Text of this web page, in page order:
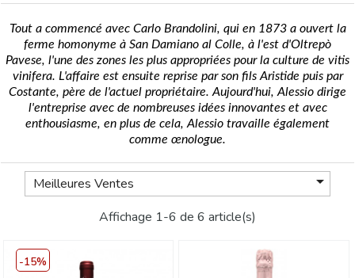
Tout a commencé avec Carlo Brandolini, qui en 1873 a ouvert la
ferme homonyme à San Damiano al Colle, à l'est d'Oltrepò
Pavese, l'une des zones les plus appropriées pour la culture de vitis
vinifera. L'affaire est ensuite reprise par son fils Aristide puis par
Costante, père de l'actuel propriétaire. Aujourd'hui, Alessio dirige
l'entreprise avec de nombreuses idées innovantes et avec
enthousiasme, en plus de cela, Alessio travaille également
comme œnologue.
Meilleures Ventes 
Affichage 1-6 de 6 article(s)
-15%